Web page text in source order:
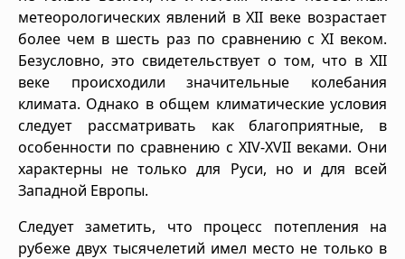
метеорологических явлений в XII веке возрастает
более чем в шесть раз по сравнению с XI веком.
Безусловно, это свидетельствует о том, что в XII
веке происходили значительные колебания
климата. Однако в общем климатические условия
следует рассматривать как благоприятные, в
особенности по сравнению с XIV-XVII веками. Они
характерны не только для Руси, но и для всей
Западной Европы.
Следует заметить, что процесс потепления на
рубеже двух тысячелетий имел место не только в